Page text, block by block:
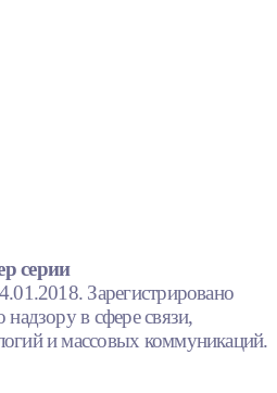
серии
Зарегистрировано
в сфере связи,
и массовых коммуникаций.